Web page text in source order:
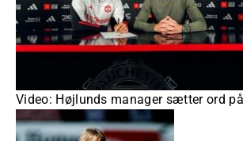
Video: Højlunds manager sætter ord